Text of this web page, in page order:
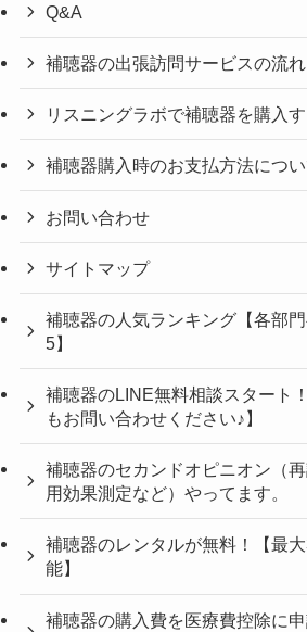
Q&A
補聴器の出張訪問サービスの流
リスニングラボで補聴器を購入
補聴器購入時のお支払方法につ
お問い合わせ
サイトマップ
補聴器の人気ランキング【各部
5】
補聴器のLINE無料相談スタート
もお問い合わせください♪】
補聴器のセカンドオピニオン（
用効果測定など）やってます。
補聴器のレンタルが無料！【最
能】
補聴器の購入費を医療費控除に